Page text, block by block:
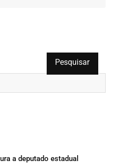
Pesquisar
a deputado estadual